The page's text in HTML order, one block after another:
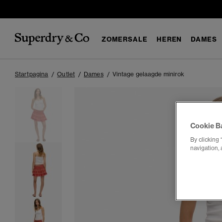
ZOMERSALE HEREN DAMES
Startpagina Outlet Dames Vintage gelaagde minirok
Cookie
By clicking
navigation,